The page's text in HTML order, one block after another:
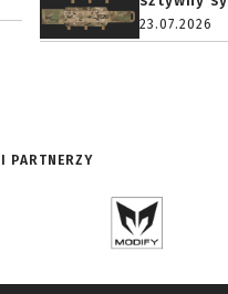
23.07.2026
PARTNERZY